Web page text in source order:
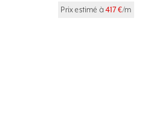
Prix estimé à417 €/m